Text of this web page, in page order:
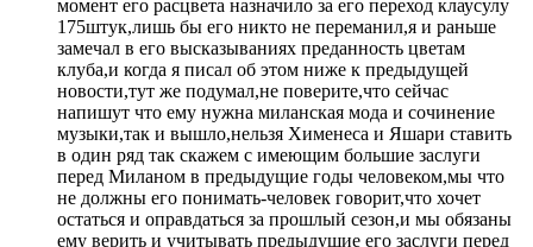
момент его расцвета назначило за его переход клаусулу
175штук,лишь бы его никто не переманил,я и раньше
замечал в его высказываниях преданность цветам
клуба,и когда я писал об этом ниже к предыдущей
новости,тут же подумал,не поверите,что сейчас
напишут что ему нужна миланская мода и сочинение
музыки,так и вышло,нельзя Хименеса и Яшари ставить
в один ряд так скажем с имеющим большие заслуги
перед Миланом в предыдущие годы человеком,мы что
не должны его понимать-человек говорит,что хочет
остаться и оправдаться за прошлый сезон,и мы обязаны
ему верить и учитывать предыдущие его заслуги перед